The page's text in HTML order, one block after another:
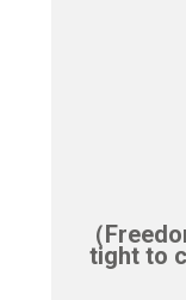
（
tight to